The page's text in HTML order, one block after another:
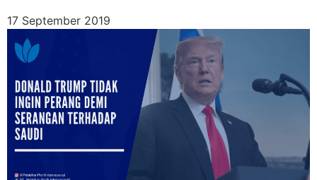
17 September 2019